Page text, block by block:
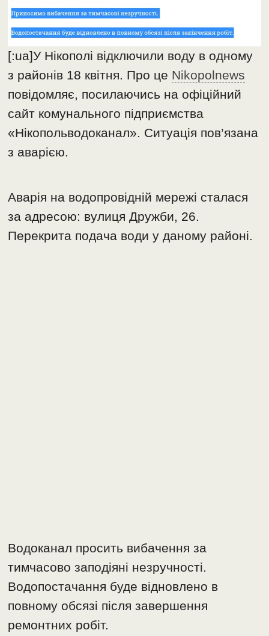
[:ua]У Нікополі відключили воду в одному
з районів 18 квітня. Про це Nikopolnews
повідомляє, посилаючись на офіційний
сайт комунального підприємства
«Нікопольводоканал». Ситуація пов’язана
з аварією.
Аварія на водопровідній мережі сталася
за адресою: вулиця Дружби, 26.
Перекрита подача води у даному районі.
Водоканал просить вибачення за
тимчасово заподіяні незручності.
Водопостачання буде відновлено в
повному обсязі після завершення
ремонтних робіт.